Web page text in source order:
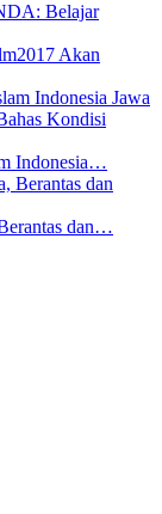
Belajar
2017 Akan
Indonesia…
dan…